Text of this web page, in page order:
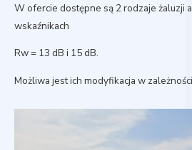
W ofercie dostępne są 2 rodzaje żaluzji
wskaźnikach
Rw = 13 dB i 15 dB.
Możliwa jest ich modyfikacja w